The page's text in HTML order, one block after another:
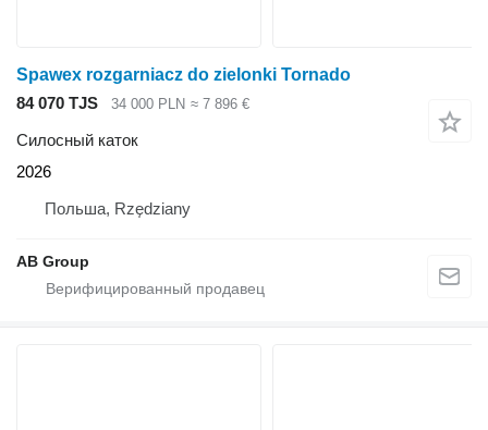
Spawex rozgarniacz do zielonki Tornado
84 070 TJS
34 000 PLN ≈ 7 896 €
Силосный каток
2026
Польша, Rzędziany
AB Group